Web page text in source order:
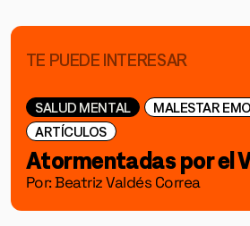
TE PUEDE INTERESAR
SALUD MENTAL
MALESTAR
ARTÍCULOS
Atormentadas por el
Por: Beatriz Valdés Correa